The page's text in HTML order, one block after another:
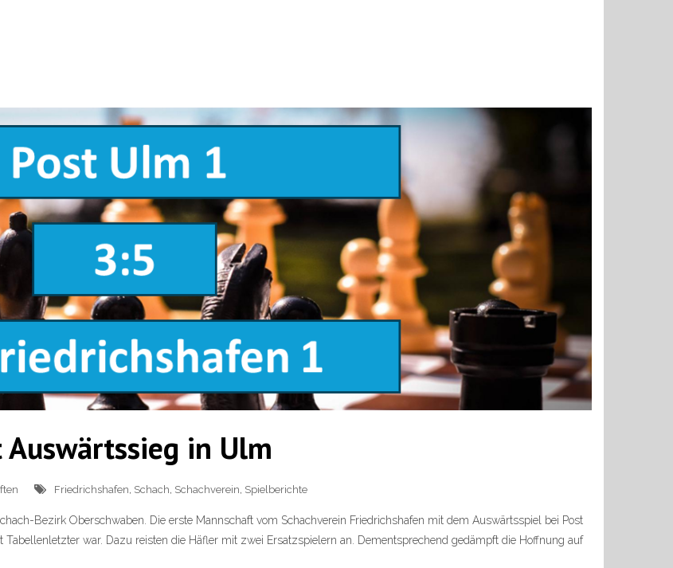
in Ulm
Friedrichshafen, Schach, Schachverein, Spielberichte
Bezirk Oberschwaben. Die erste Mannschaft vom Schachverein Friedrichshafen mit dem Auswärtsspiel bei Post
war. Dazu reisten die Häfler mit zwei Ersatzspielern an. Dementsprechend gedämpft die Hoffnung auf